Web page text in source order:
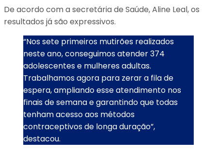
De acordo com a secretária de Saúde, Aline Leal, os
resultados já são expressivos.
“Nos sete primeiros mutirões realizados
neste ano, conseguimos atender 374
adolescentes e mulheres adultas.
Trabalhamos agora para zerar a fila de
espera, ampliando esse atendimento nos
finais de semana e garantindo que todas
tenham acesso aos métodos
contraceptivos de longa duração”,
destacou.